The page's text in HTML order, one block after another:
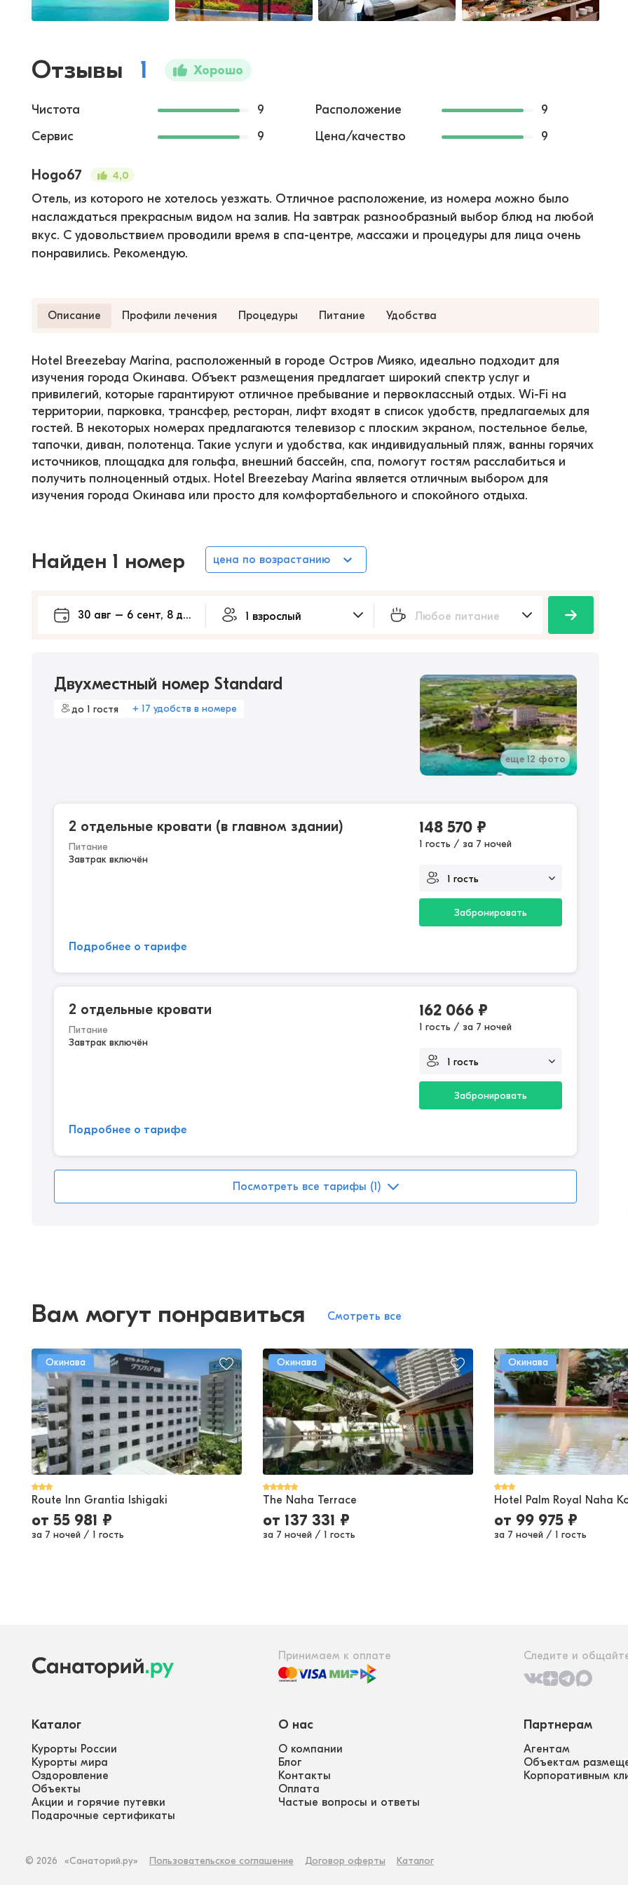
Отзывы 1 Хорошо
Чистота 9 Расположение
9
Сервис
9 Цена/качество 9
Hogo67 4,0
Отель, из которого не хотелось уезжать. Отличное расположение, из номера можно было
наслаждаться прекрасным видом на залив. На завтрак разнообразный выбор блюд на любой
вкус. С удовольствием проводили время в спа-центре, массажи и процедуры для лица очень
понравились. Рекомендую.
Описание Профили лечения Процедуры Питание Удобства
Hotel Breezebay Marina, расположенный в городе Остров Мияко, идеально подходит для
изучения города Окинава. Объект размещения предлагает широкий спектр услуг и
привилегий, которые гарантируют отличное пребывание и первоклассный отдых. Wi-Fi на
территории, парковка, трансфер, ресторан, лифт входят в список удобств, предлагаемых для
гостей. В некоторых номерах предлагаются телевизор с плоским экраном, постельное белье,
тапочки, диван, полотенца. Такие услуги и удобства, как индивидуальный пляж, ванны горячих
источников, площадка для гольфа, внешний бассейн, спа, помогут гостям расслабиться и
получить полноценный отдых. Hotel Breezebay Marina является отличным выбором для
изучения города Окинава или просто для комфортабельного и спокойного отдыха.
Найден 1 номер цена по возрастанию
Двухместный номер Standard
до 1 гостя + 17 удобств в номере
еще 12 фото
2 отдельные кровати (в главном здании)
Питание
Завтрак включён
148 570 ₽
1 гость / за 7 ночей
Забронировать
Подробнее о тарифе
2 отдельные кровати
Питание
Завтрак включён
162 066 ₽
1 гость / за 7 ночей
Забронировать
Подробнее о тарифе
Посмотреть все тарифы (1)
Вам могут понравиться Смотреть все
Окинава
Route Inn Grantia Ishigaki
от 55 981 ₽
за 7 ночей / 1 гость
Окинава
The Naha Terrace
от 137 331 ₽
за 7 ночей / 1 гость
Окинава
Hotel Palm Royal Naha
от 99 975 ₽
за 7 ночей / 1 гость
Каталог
Курорты России
Курорты мира
Оздоровление
Объекты
Акции и горячие путевки
Подарочные сертификаты
Принимаем к оплате
О нас
О компании
Блог
Контакты
Оплата
Частые вопросы и ответы
Следите и
Партнерам
Агентам
Объектам
Корпоративным
© 2026 «Санаторий.ру» Пользовательское соглашение Договор оферты Каталог